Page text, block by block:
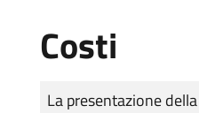
Costi
Tipo di pagamento
Importo
La presentazione